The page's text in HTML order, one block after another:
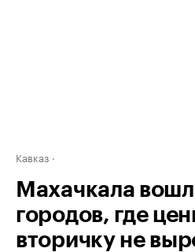
Кавказ
Махачкала
городов, где
вторичку не